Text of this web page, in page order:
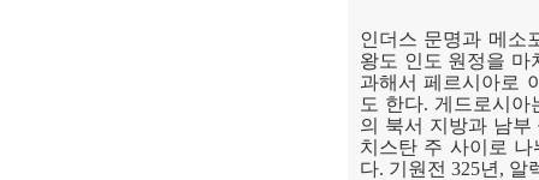
인더스 문명과 메소
왕도 인도 원정을 마
과해서 페르시아로
도 한다. 게드로시아
의 북서 지방과 남
치스탄 주 사이로
다. 기원전 325년 , 알